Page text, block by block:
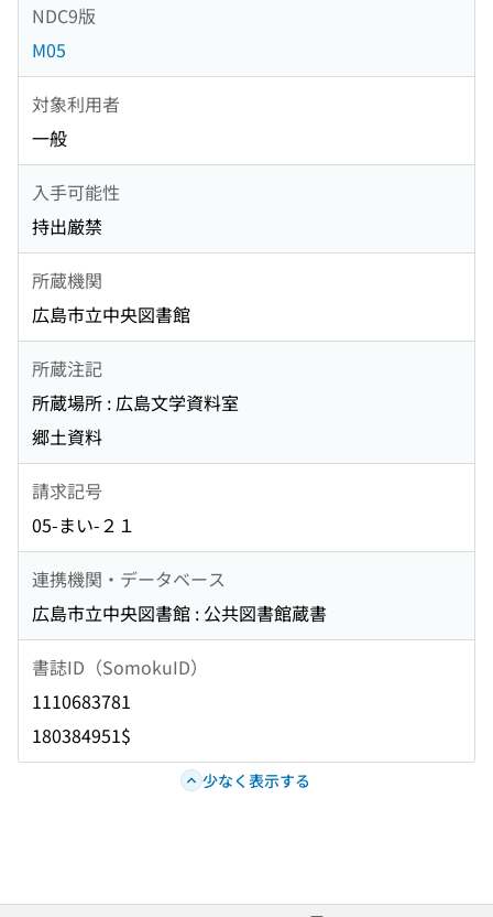
NDC9版
M05
対象利用者
一般
入手可能性
持出厳禁
所蔵機関
広島市立中央図書館
所蔵注記
所蔵場所 : 広島文学資料室
郷土資料
請求記号
05-まい-２１
連携機関・データベース
広島市立中央図書館 : 公共図書館蔵書
書誌ID（SomokuID）
1110683781
180384951$
少なく表示する